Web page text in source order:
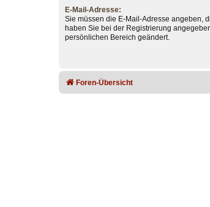
E-Mail-Adresse:
Sie müssen die E-Mail-Adresse angeben,
haben Sie bei der Registrierung
persönlichen Bereich geändert.
Foren-Übersicht